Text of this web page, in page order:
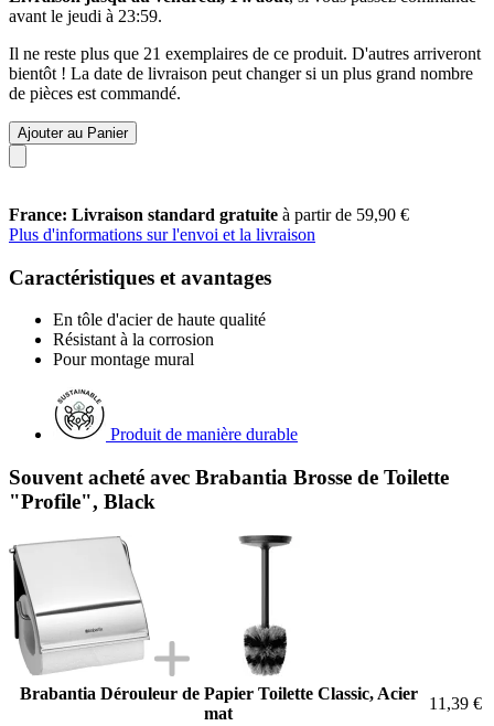
avant le jeudi à 23:59.
Il ne reste plus que 21 exemplaires de ce produit. D'autres arriveront
bientôt ! La date de livraison peut changer si un plus grand nombre
de pièces est commandé.
Ajouter au Panier
France: Livraison standard gratuite à partir de 59,90 €
Plus d'informations sur l'envoi et la livraison
Caractéristiques et avantages
En tôle d'acier de haute qualité
Résistant à la corrosion
Pour montage mural
Produit de manière durable
Souvent acheté avec Brabantia Brosse de Toilette
"Profile", Black
Brabantia Dérouleur de Papier Toilette Classic, Acier
mat
11,39 €